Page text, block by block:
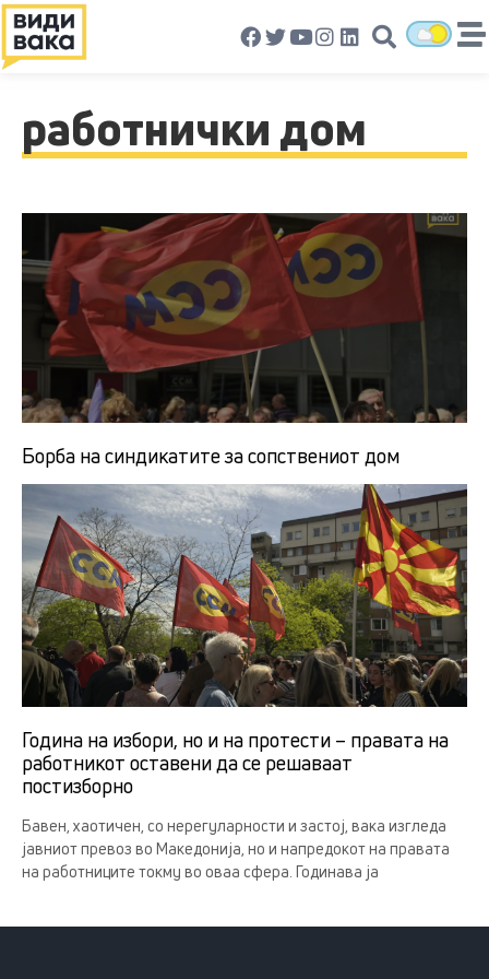
работнички дом
Борба на синдикатите за сопствениот дом
Година на избори, но и на протести – правата на
работникот оставени да се решаваат
постизборно
Бавен, хаотичен, со нерегуларности и застој, вака изгледа
јавниот превоз во Македонија, но и напредокот на правата
на работниците токму во оваа сфера. Годинава ја